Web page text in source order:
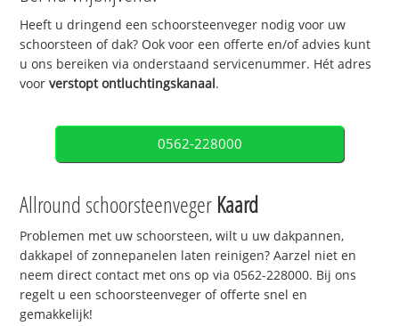
Heeft u dringend een schoorsteenveger nodig voor uw
schoorsteen of dak? Ook voor een offerte en/of advies kunt
u ons bereiken via onderstaand servicenummer. Hét adres
voorverstopt ontluchtingskanaal.
0562-228000
Allround schoorsteenveger Kaard
Problemen met uw schoorsteen, wilt u uw dakpannen,
dakkapel of zonnepanelen laten reinigen? Aarzel niet en
neem direct contact met ons op via 0562-228000. Bij ons
regelt u een schoorsteenveger of offerte snel en
gemakkelijk!